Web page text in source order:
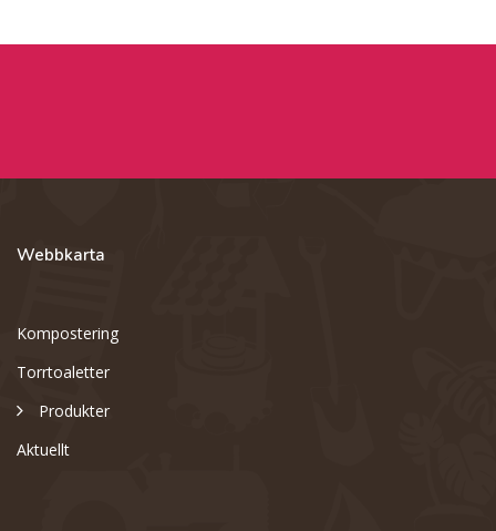
Webbkarta
Kompostering
Torrtoaletter
Produkter
Aktuellt